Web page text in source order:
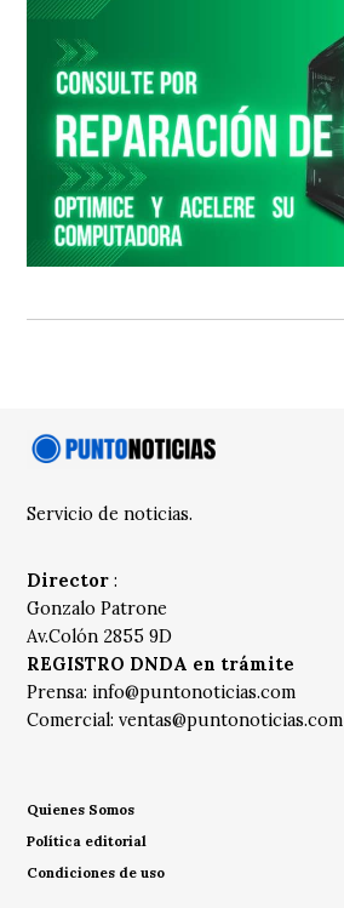
Servicio de noticias.
Director :
Gonzalo Patrone
Av.Colón 2855 9D
REGISTRO DNDA en trámite
Prensa: info@puntonoticias.com
Comercial:ventas@puntonoticias.com
Quienes Somos
Política editorial
Condiciones de uso